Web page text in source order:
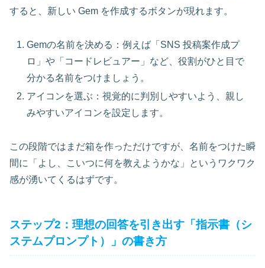
すると、新しい Gem を作成するボタンが現れます。
Gemの名前を決める：例えば「SNS 投稿案作成プ
ロ」や「コードレビュアー」など、役割がひと目で
分かる名前をつけましょう。
アイコンを選ぶ：視覚的に判別しやすいよう、親し
みやすいアイコンを設定します。
この段階ではまだ箱を作っただけですが、名前をつけた瞬
間に「よし、こいつに何を教えようかな」というワクワク
感が湧いてくるはずです。
ステップ2：理想の回答を引き出す「指示書（シ
ステムプロンプト）」の書き方